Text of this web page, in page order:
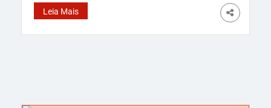
aprovação da abertura de um Centro de
Prevenção de Overdose. Centro nada mais é do
que um local para consumo de drogas injetáveis
Leia Mais